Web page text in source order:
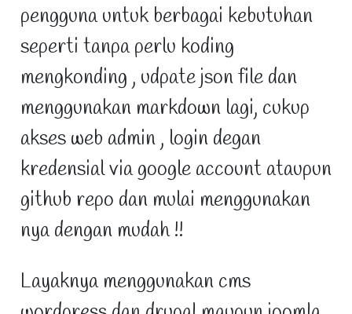
pengguna untuk berbagai kebutuhan
seperti tanpa perlu koding
mengkonding , udpate json file dan
menggunakan markdown lagi, cukup
akses web admin , login degan
kredensial via google account ataupun
github repo dan mulai menggunakan
nya dengan mudah !!
Layaknya menggunakan cms